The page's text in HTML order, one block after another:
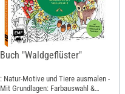
Buch "Waldgeflüster"
: Natur-Motive und Tiere ausmalen -
Mit Grundlagen: Farbauswahl &